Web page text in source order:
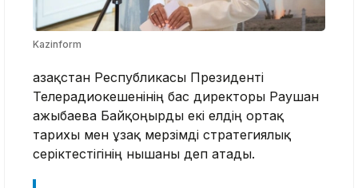
Kazinform
Қазақстан Республикасы Президенті
Телерадиокешенінің бас директоры Раушан
Қажыбаева Байқоңырды екі елдің ортақ
тарихы мен ұзақ мерзімді стратегиялық
серіктестігінің нышаны деп атады.